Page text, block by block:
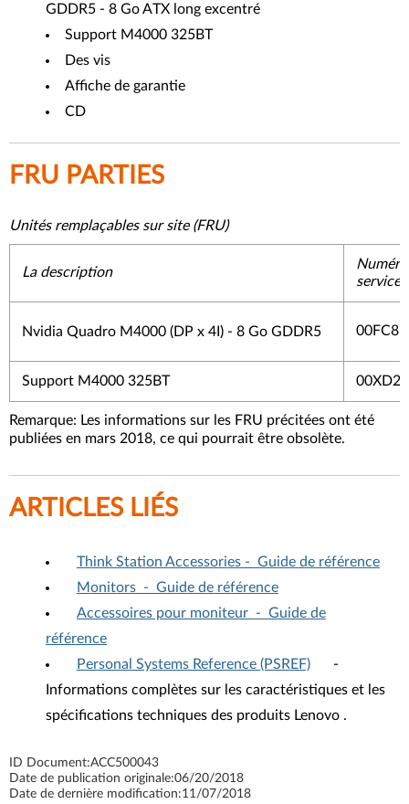
GDDR5 - 8 Go ATX long excentré
Support M4000 325BT
Des vis
Affiche de garantie
CD
FRU PARTIES
Unités remplaçables sur site (FRU)
La description
service
Nvidia Quadro M4000 (DP x 4I) - 8 Go GDDR5
Support M4000 325BT
Remarque: Les informations sur les FRU précitées ont été
publiées en mars 2018, ce qui pourrait être obsolète.
ARTICLES LIÉS
Think Station Accessories - Guide de référence
Monitors - Guide de référence
Accessoires pour moniteur - Guide de
référence
Personal Systems Reference (PSREF)
-
Informations complètes sur les caractéristiques et les
spécifications techniques des produits Lenovo .
ID Document:ACC500043
Date de publication originale:06/20/2018
Date de dernière modification:11/07/2018